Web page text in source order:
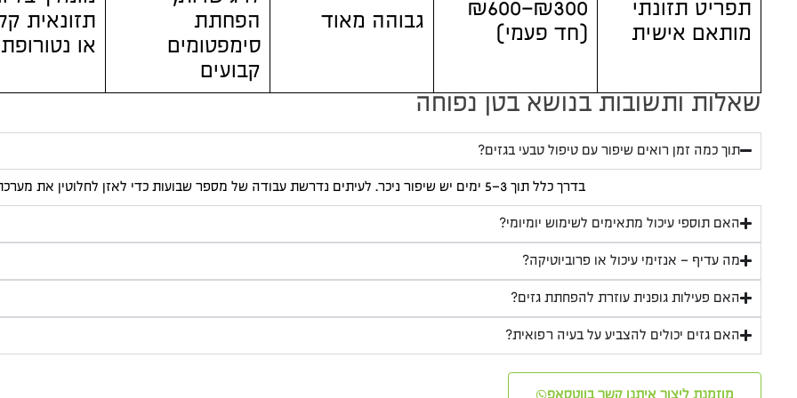
תפריט תזונתי
מותאם אישית
₪300–₪600
(חד פעמי)
גבוהה מאוד
הפחתת
סימפטומים
קבועים
תזונאית
או נטורופת
שאלות ותשובות בנושא בטן נפוחה
תוך כמה זמן רואים שיפור עם טיפול טבעי בגזים?
בדרך כלל תוך 3–5 ימים יש שיפור ניכר. לעיתים נדרשת עבודה של מספר שבועות כדי לאזן לחלוטין את מערכת העיכול.
האם תוספי עיכול מתאימים לשימוש יומיומי?
מה עדיף – אנזימי עיכול או פרוביוטיקה?
האם פעילות גופנית עוזרת להפחתת גזים?
האם גזים יכולים להצביע על בעיה רפואית?
מוזמנת ליצור איתנו קשר בווטסאפ